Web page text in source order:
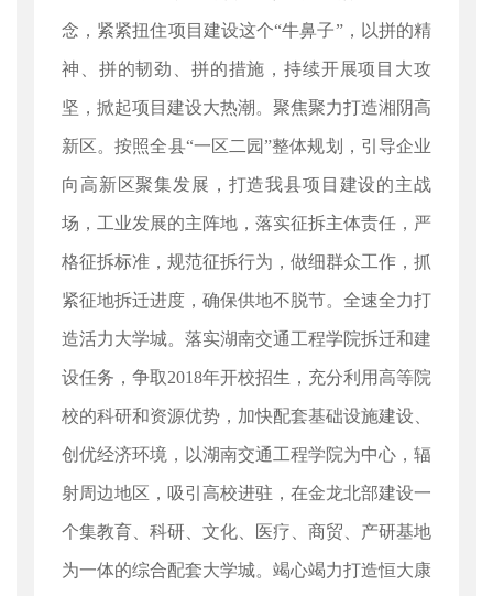
念，紧紧扭住项目建设这个“牛鼻子”，以拼的精
神、拼的韧劲、拼的措施，持续开展项目大攻
坚，掀起项目建设大热潮。聚焦聚力打造湘阴高
新区。按照全县“一区二园”整体规划，引导企业
向高新区聚集发展，打造我县项目建设的主战
场，工业发展的主阵地，落实征拆主体责任，严
格征拆标准，规范征拆行为，做细群众工作，抓
紧征地拆迁进度，确保供地不脱节。全速全力打
造活力大学城。落实湖南交通工程学院拆迁和建
设任务，争取2018年开校招生，充分利用高等院
校的科研和资源优势，加快配套基础设施建设、
创优经济环境，以湖南交通工程学院为中心，辐
射周边地区，吸引高校进驻，在金龙北部建设一
个集教育、科研、文化、医疗、商贸、产研基地
为一体的综合配套大学城。竭心竭力打造恒大康